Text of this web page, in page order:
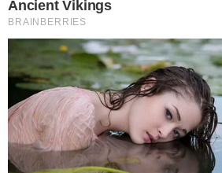
TÓPICOS
INVESTIGAÇÕES EM CURSO
PRISÃO
SEITA ENVOLVIDA
MORTE DJIDJA
CABELEIREIRO SUSPEITO
VER